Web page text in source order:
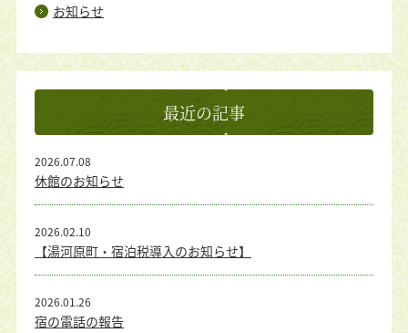
お知らせ
最近の記事
休館のお知らせ
2026.07.08
【湯河原町・宿泊税導入のお知らせ】
2026.02.10
宿の電話の報告
2026.01.26